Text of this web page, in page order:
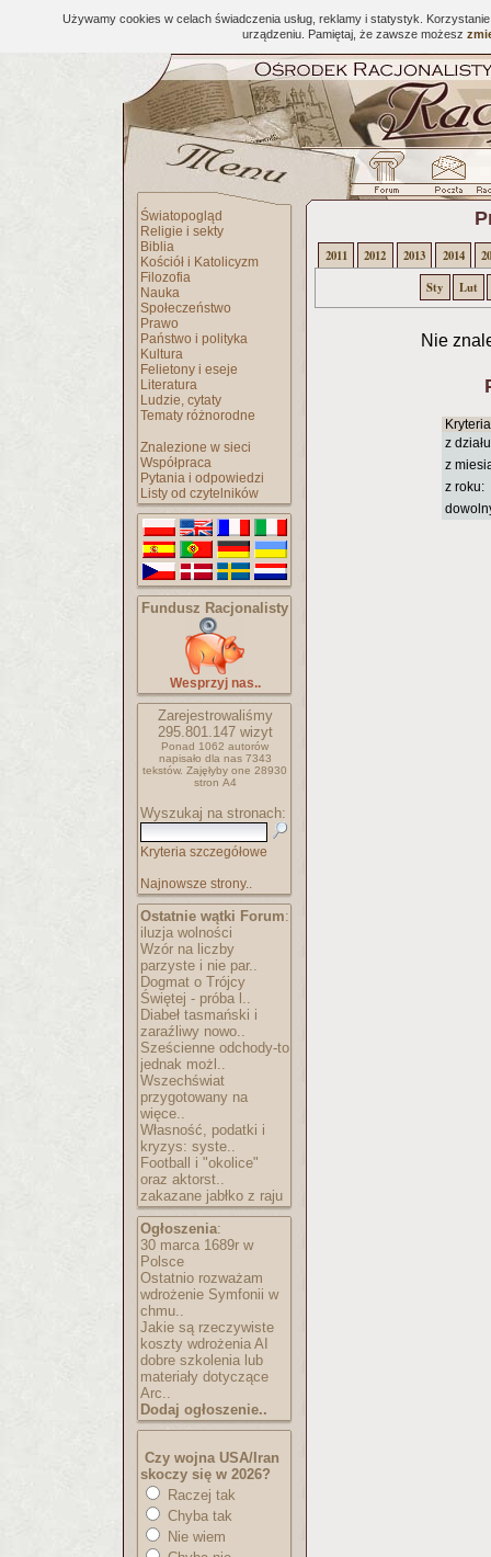
Używamy cookies w celach świadczenia usług, reklamy i statystyk.
urządzeniu. Pamiętaj, że zawsze możesz
Światopogląd
Religie i sekty
Biblia
Kościół i Katolicyzm
Filozofia
Nauka
Społeczeństwo
Prawo
Państwo i polityka
Kultura
Felietony i eseje
Literatura
Ludzie, cytaty
Tematy różnorodne
Znalezione w sieci
Współpraca
Pytania i odpowiedzi
Listy od czytelników
Fundusz Racjonalisty
Wesprzyj nas..
Zarejestrowaliśmy
295.801.147wizyt
Ponad 1062 autorów
napisało dla nas 7343
tekstów. Zajęłyby one 28930
stron A4
Wyszukaj na stronach:
Kryteria szczegółowe
Najnowsze strony..
Ostatnie wątki Forum:
iluzja wolności
Wzór na liczby
parzyste i nie par..
Dogmat o Trójcy
Świętej - próba l..
Diabeł tasmański i
zaraźliwy nowo..
Sześcienne odchody-to
jednak możl..
Wszechświat
przygotowany na
więce..
Własność, podatki i
kryzys: syste..
Football i "okolice"
oraz aktorst..
zakazane jabłko z raju
Ogłoszenia:
30 marca 1689r w
Polsce
Ostatnio rozważam
wdrożenie Symfonii w
chmu..
Jakie są rzeczywiste
koszty wdrożenia AI
dobre szkolenia lub
materiały dotyczące
Arc..
Dodaj ogłoszenie..
Czy wojna USA/Iran
skoczy się w 2026?
Raczej tak
Chyba tak
Nie wiem
2011 2012 2013 2014
Sty
Lut
Nie
z
z
z roku: